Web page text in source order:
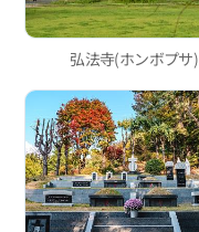
弘法寺(ホンボプサ)